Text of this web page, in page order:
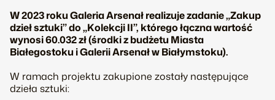
W 2023 roku Galeria Arsenał realizuje zadanie „Zakup
dzieł sztuki” do „Kolekcji II”, którego łączna wartość
wynosi 60.032 zł (środki z budżetu Miasta
Białegostoku i Galerii Arsenał w Białymstoku).
W ramach projektu zakupione zostały następujące
dzieła sztuki: